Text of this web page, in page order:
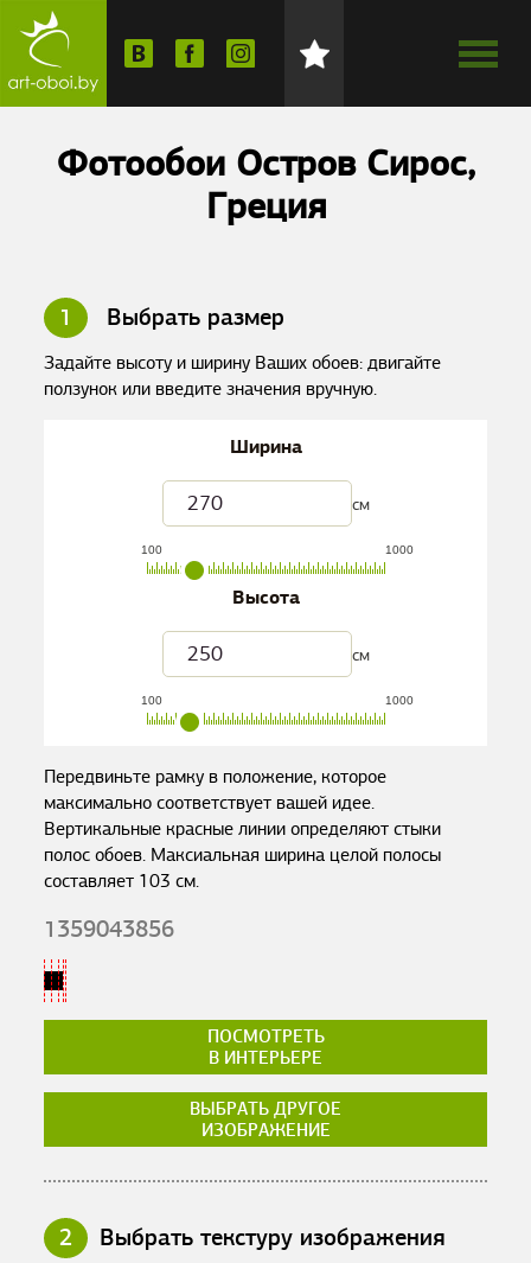
Фотообои Остров Сирос,
Греция
1 Выбрать размер
Задайте высоту и ширину Ваших обоев: двигайте
ползунок или введите значения вручную.
Ширина
см
100 1000
Высота
см
100 1000
Передвиньте рамку в положение, которое
максимально соответствует вашей идее.
Вертикальные красные линии определяют стыки
полос обоев. Максиальная ширина целой полосы
составляет 103 см.
1359043856
ПОСМОТРЕТЬ
В ИНТЕРЬЕРЕ
ВЫБРАТЬ ДРУГОЕ
ИЗОБРАЖЕНИЕ
2 Выбрать текстуру изображения